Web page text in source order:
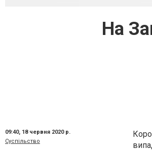
На
09:40, 18 червня 2020 р.
Суспільство